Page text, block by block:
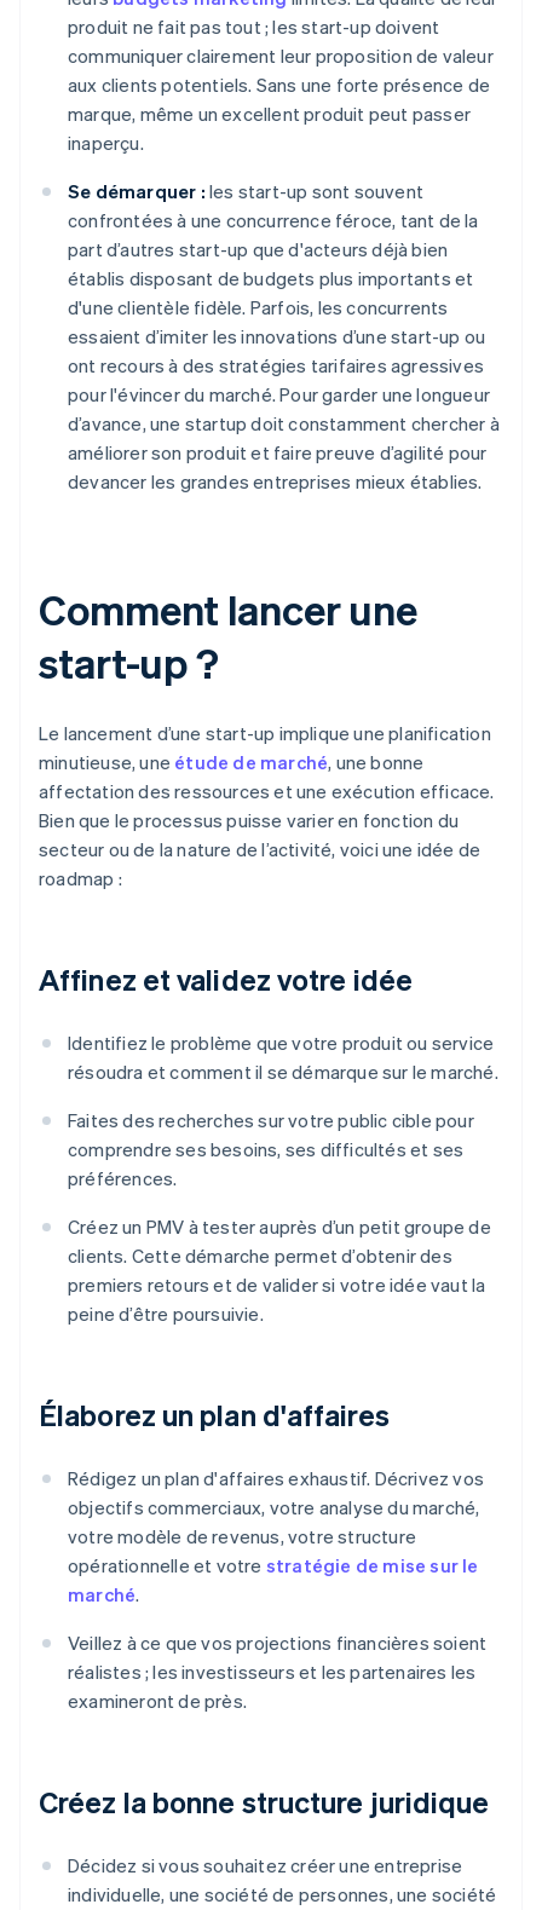
produit ne fait pas tout ; les start-up doivent
communiquer clairement leur proposition de valeur
aux clients potentiels. Sans une forte présence de
marque, même un excellent produit peut passer
inaperçu.
Se démarquer : les start-up sont souvent
confrontées à une concurrence féroce, tant de la
part d’autres start-up que d'acteurs déjà bien
établis disposant de budgets plus importants et
d'une clientèle fidèle. Parfois, les concurrents
essaient d’imiter les innovations d’une start-up ou
ont recours à des stratégies tarifaires agressives
pour l'évincer du marché. Pour garder une longueur
d’avance, une startup doit constamment chercher à
améliorer son produit et faire preuve d’agilité pour
devancer les grandes entreprises mieux établies.
Comment lancer une
start-up ?
Le lancement d’une start-up implique une planification
minutieuse, une étude de marché, une bonne
affectation des ressources et une exécution efficace.
Bien que le processus puisse varier en fonction du
secteur ou de la nature de l’activité, voici une idée de
roadmap :
Affinez et validez votre idée
Identifiez le problème que votre produit ou service
résoudra et comment il se démarque sur le marché.
Faites des recherches sur votre public cible pour
comprendre ses besoins, ses difficultés et ses
préférences.
Créez un PMV à tester auprès d’un petit groupe de
clients. Cette démarche permet d’obtenir des
premiers retours et de valider si votre idée vaut la
peine d’être poursuivie.
Élaborez un plan d'affaires
Rédigez un plan d'affaires exhaustif. Décrivez vos
objectifs commerciaux, votre analyse du marché,
votre modèle de revenus, votre structure
opérationnelle et votre stratégie de mise sur le
marché.
Veillez à ce que vos projections financières soient
réalistes ; les investisseurs et les partenaires les
examineront de près.
Créez la bonne structure juridique
Décidez si vous souhaitez créer une entreprise
individuelle, une société de personnes, une société